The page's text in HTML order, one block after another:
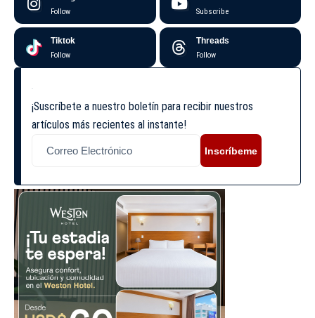
Follow Subscribe
Tiktok
Follow
Threads
Follow
¡Suscríbete a nuestro boletín para recibir nuestros
artículos más recientes al instante!
Inscríbeme